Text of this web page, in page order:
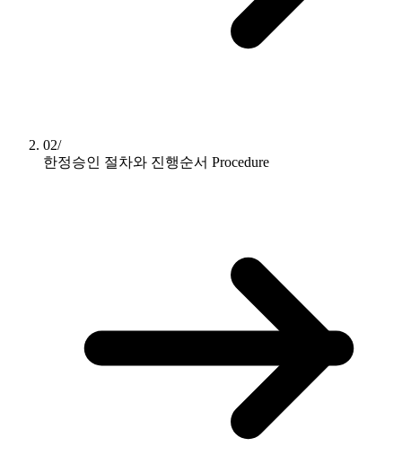
02/
한정승인 절차와 진행순서 Procedure